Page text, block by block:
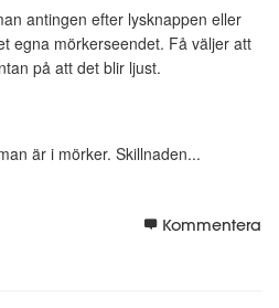
antingen efter lysknappen eller
egna mörkerseendet. Få väljer att
på att det blir ljust.
är i mörker. Skillnaden...
Kommentera